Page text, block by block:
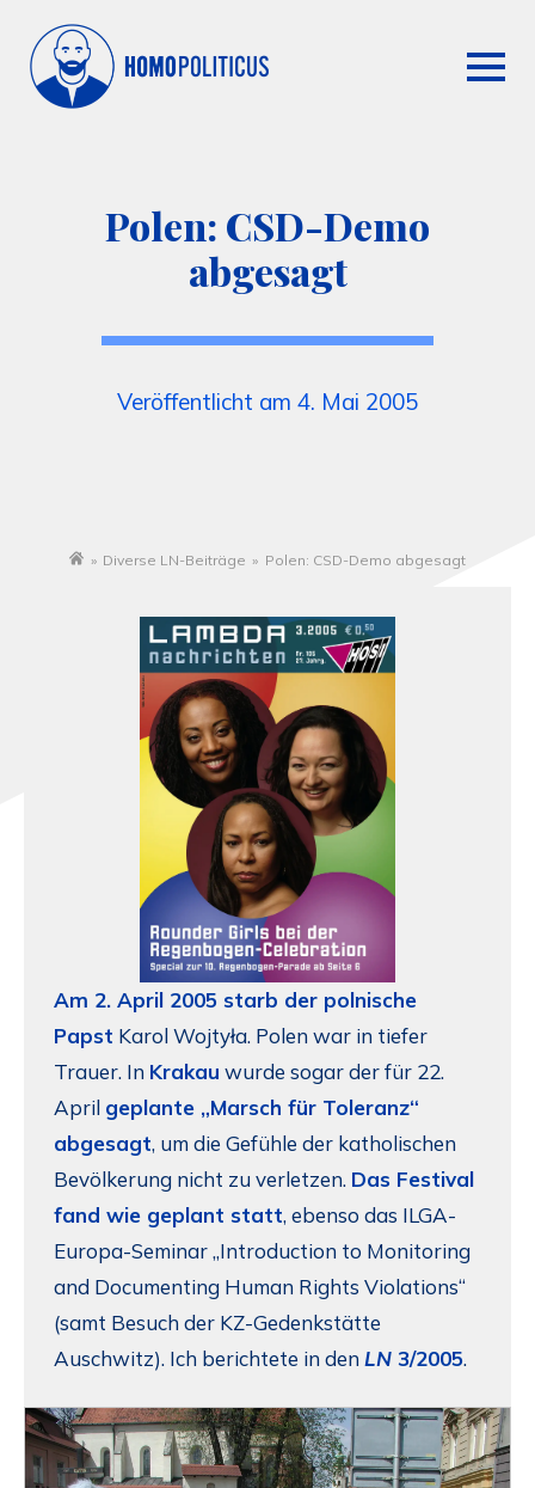
Polen: CSD-Demo
abgesagt
Veröffentlicht am 4. Mai 2005
» Diverse LN-Beiträge » Polen: CSD-Demo abgesagt
Am 2. April 2005 starb der polnische
Papst Karol Wojtyła. Polen war in tiefer
Trauer. In Krakau wurde sogar der für 22.
April geplante „Marsch für Toleranz“
abgesagt, um die Gefühle der katholischen
Bevölkerung nicht zu verletzen. Das Festival
fand wie geplant statt, ebenso das ILGA-
Europa-Seminar „Introduction to Monitoring
and Documenting Human Rights Violations“
(samt Besuch der KZ-Gedenkstätte
Auschwitz). Ich berichtete in den LN 3/2005.